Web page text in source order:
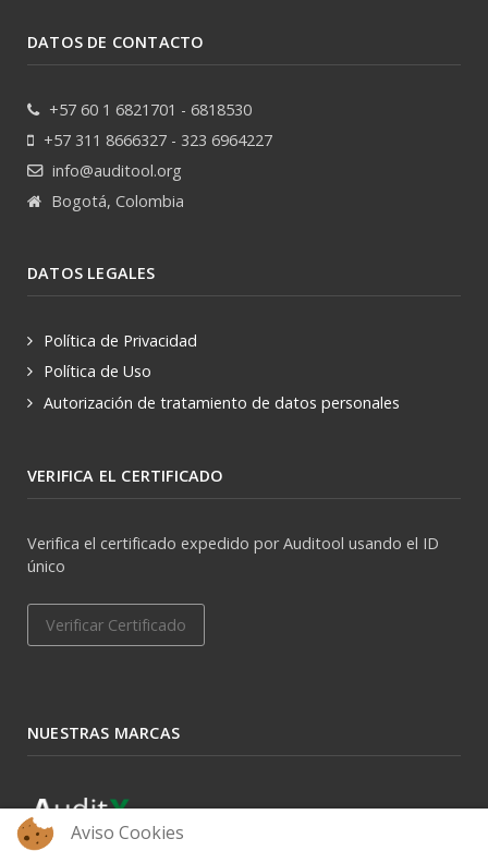
DATOS DE CONTACTO
+57 60 1 6821701 - 6818530
+57 311 8666327 - 323 6964227
info@auditool.org
Bogotá, Colombia
DATOS LEGALES
Política de Privacidad
Política de Uso
Autorización de tratamiento de datos personales
VERIFICA EL CERTIFICADO
Verifica el certificado expedido por Auditool usando el ID
único
Verificar Certificado
NUESTRAS MARCAS
Aviso Cookies